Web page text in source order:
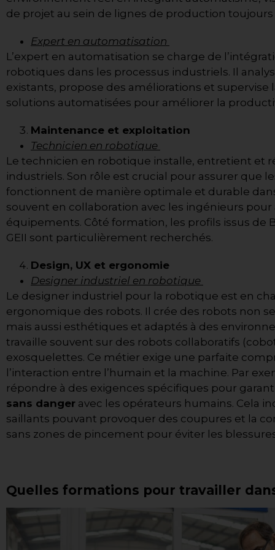
de projet au sein de lignes de production toujours
Expert en automatisation
L’expert en automatisation se charge de
robotiques dans les processus industriels. Il
existants, propose des améliorations et supervise
solutions automatisées pour améliorer la
Maintenance et exploitation
Technicien en robotique
Le technicien en robotique installe, entretient et
industriels. Son rôle est crucial pour assurer que
fonctionnent de manière optimale et durable
souvent en collaboration avec les ingénieurs
équipements. Côté formation, les profils issus de
GEII sont particulièrement recherchés.
Design, UX et ergonomie
Designer industriel en robotique
Le designer industriel pour la robotique est en
ergonomique des robots. Il crée des robots non
mais aussi esthétiques et adaptés à des
travaille souvent sur des robots collaboratifs
exosquelettes. Ce métier exige une parfaite
l’interaction entre l’humain et la machine. Par
répondre à des exigences spécifiques pour
sans danger avec les opérateurs humains. Cela
saillants pouvant provoquer des coupures et la
sans zones de pincement pour éviter les
Quelles formations pour travailler